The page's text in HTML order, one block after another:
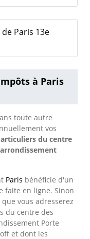
Paris 13e
à Paris
toute autre
vos
du centre
Paris bénéficie d'un
faite en ligne. Sinon
vous adresserez
du centre des
Porte
et dont les